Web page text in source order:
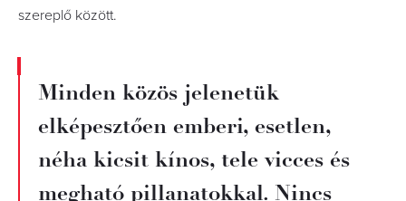
szereplő között.
Minden közös jelenetük
elképesztően emberi, esetlen,
néha kicsit kínos, tele vicces és
megható pillanatokkal. Nincs